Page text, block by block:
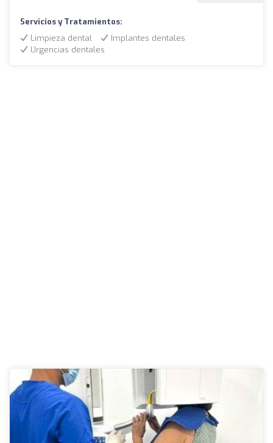
Servicios y Tratamientos:
Limpieza dental
Implantes dentales
Urgencias dentales